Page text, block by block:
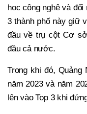
học công nghệ và
3 thành phố này giữ
đầu về trụ cột Cơ
đầu cả nước.
Trong khi đó, Quảng
năm 2023 và năm
lên vào Top 3 khi